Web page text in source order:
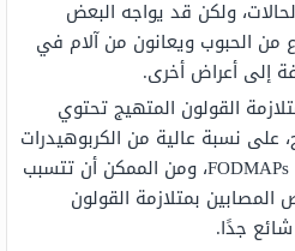
ولكن قد يواجه البعض
الحبوب ويعانون من آلام في
إلى أعراض أخرى.
القولون المتهيج تحتوي
على نسبة عالية من الكربوهيدرات
قصيرة السلسلة تسمى FODMAPs، ومن الممكن أن تتسبب
بمتلازمة القولون